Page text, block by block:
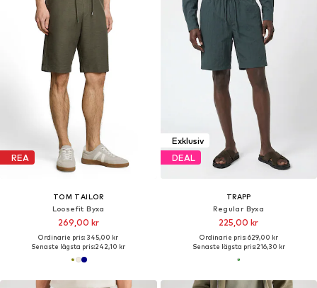
REA
TOM TAILOR
Loosefit Byxa
269,00 kr
Ordinarie pris: 345,00 kr
Senaste lägsta pris:242,10 kr
Exklusiv
DEAL
TRAPP
Regular Byxa
225,00 kr
Ordinarie pris: 629,00 kr
Senaste lägsta pris:216,30 kr